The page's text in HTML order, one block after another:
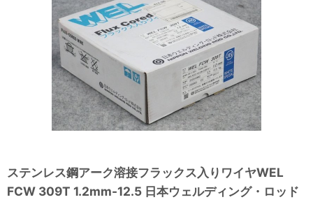
ステンレス鋼アーク溶接フラックス入りワイヤWEL
FCW 309T 1.2mm-12.5 日本ウェルディング・ロッド